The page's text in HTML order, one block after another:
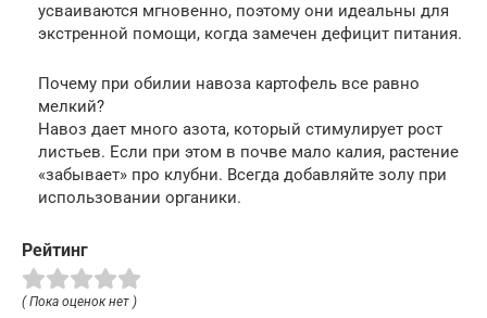
усваиваются мгновенно, поэтому они идеальны для
экстренной помощи, когда замечен дефицит питания.
Почему при обилии навоза картофель все равно
мелкий?
Навоз дает много азота, который стимулирует рост
листьев. Если при этом в почве мало калия, растение
«забывает» про клубни. Всегда добавляйте золу при
использовании органики.
Рейтинг
( Пока оценок нет )